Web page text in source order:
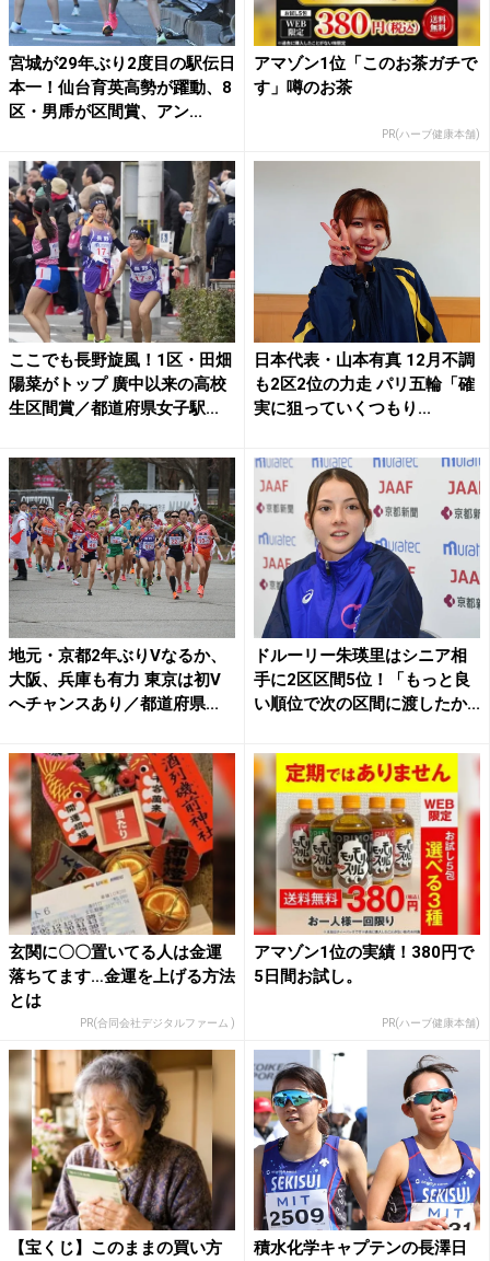
宮城が29年ぶり2度目の駅伝日
本一！仙台育英高勢が躍動、8
区・男乕が区間賞、アン...
アマゾン1位「このお茶ガチで
す」噂のお茶
PR(ハーブ健康本舗)
ここでも長野旋風！1区・田畑
陽菜がトップ 廣中以来の高校
生区間賞／都道府県女子駅...
日本代表・山本有真 12月不調
も2区2位の力走 パリ五輪「確
実に狙っていくつもり...
地元・京都2年ぶりVなるか、
大阪、兵庫も有力 東京は初V
へチャンスあり／都道府県...
ドルーリー朱瑛里はシニア相
手に2区区間5位！「もっと良
い順位で次の区間に渡したか...
玄関に〇〇置いてる人は金運
落ちてます…金運を上げる方法
とは
PR(合同会社デジタルファーム )
アマゾン1位の実績！380円で
5日間お試し。
PR(ハーブ健康本舗)
【宝くじ】このままの買い方
積水化学キャプテンの長澤日